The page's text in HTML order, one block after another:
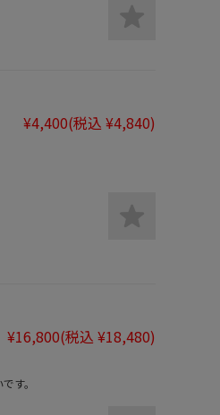
¥4,400(税込 ¥4,840)
¥16,800(税込 ¥18,480)
す。